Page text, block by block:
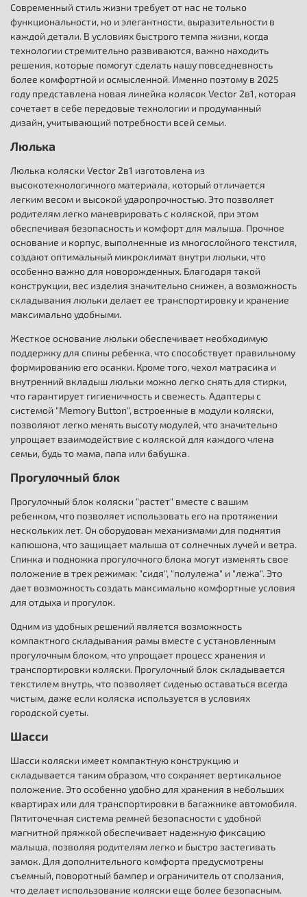
Современный стиль жизни требует от нас не только
функциональности, но и элегантности, выразительности в
каждой детали. В условиях быстрого темпа жизни, когда
технологии стремительно развиваются, важно находить
решения, которые помогут сделать нашу повседневность
более комфортной и осмысленной. Именно поэтому в 2025
году представлена новая линейка колясок Vector 2в1, которая
сочетает в себе передовые технологии и продуманный
дизайн, учитывающий потребности всей семьи.
Люлька
Люлька коляски Vector 2в1 изготовлена из
высокотехнологичного материала, который отличается
легким весом и высокой ударопрочностью. Это позволяет
родителям легко маневрировать с коляской, при этом
обеспечивая безопасность и комфорт для малыша. Прочное
основание и корпус, выполненные из многослойного текстиля,
создают оптимальный микроклимат внутри люльки, что
особенно важно для новорожденных. Благодаря такой
конструкции, вес изделия значительно снижен, а возможность
складывания люльки делает ее транспортировку и хранение
максимально удобными.
Жесткое основание люльки обеспечивает необходимую
поддержку для спины ребенка, что способствует правильному
формированию его осанки. Кроме того, чехол матрасика и
внутренний вкладыш люльки можно легко снять для стирки,
что гарантирует гигиеничность и свежесть. Адаптеры с
системой "Memory Button", встроенные в модули коляски,
позволяют легко менять высоту модулей, что значительно
упрощает взаимодействие с коляской для каждого члена
семьи, будь то мама, папа или бабушка.
Прогулочный блок
Прогулочный блок коляски "растет" вместе с вашим
ребенком, что позволяет использовать его на протяжении
нескольких лет. Он оборудован механизмами для поднятия
капюшона, что защищает малыша от солнечных лучей и ветра.
Спинка и подножка прогулочного блока могут изменять свое
положение в трех режимах: "сидя", "полулежа" и "лежа". Это
дает возможность создать максимально комфортные условия
для отдыха и прогулок.
Одним из удобных решений является возможность
компактного складывания рамы вместе с установленным
прогулочным блоком, что упрощает процесс хранения и
транспортировки коляски. Прогулочный блок складывается
текстилем внутрь, что позволяет сиденью оставаться всегда
чистым, даже если коляска используется в условиях
городской суеты.
Шасси
Шасси коляски имеет компактную конструкцию и
складывается таким образом, что сохраняет вертикальное
положение. Это особенно удобно для хранения в небольших
квартирах или для транспортировки в багажнике автомобиля.
Пятиточечная система ремней безопасности с удобной
магнитной пряжкой обеспечивает надежную фиксацию
малыша, позволяя родителям легко и быстро застегивать
замок. Для дополнительного комфорта предусмотрены
съемный, поворотный бампер и ограничитель от сползания,
что делает использование коляски еще более безопасным.